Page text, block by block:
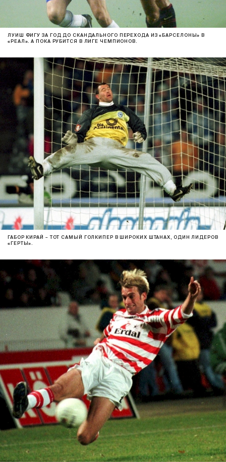
ЛУИШ ФИГУ ЗА ГОД ДО СКАНДАЛЬНОГО ПЕРЕХОДА ИЗ «БАРСЕЛОНЫ» В
«РЕАЛ». А ПОКА РУБИТСЯ В ЛИГЕ ЧЕМПИОНОВ.
ГАБОР КИРАЙ – ТОТ САМЫЙ ГОЛКИПЕР В ШИРОКИХ ШТАНАХ, ОДИН ЛИДЕРОВ
«ГЕРТЫ».